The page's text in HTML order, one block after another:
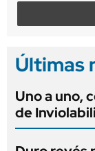
Últimas
Uno a uno,
de